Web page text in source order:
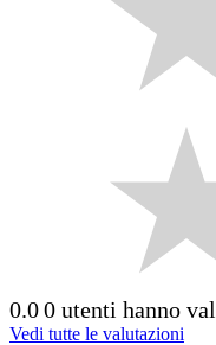
0.00 utenti hanno
Vedi tutte le valutazioni